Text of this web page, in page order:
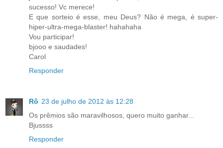
sucesso! Vc merece!
E que sorteio é esse, meu Deus? Não é mega, é super-
hiper-ultra-mega-blaster! hahahaha
Vou participar!
bjooo e saudades!
Carol
Responder
Rô 23 de julho de 2012 às 12:28
Os prêmios são maravilhosos, quero muito ganhar...
Bjussss
Responder